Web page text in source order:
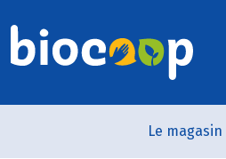
Le magasin